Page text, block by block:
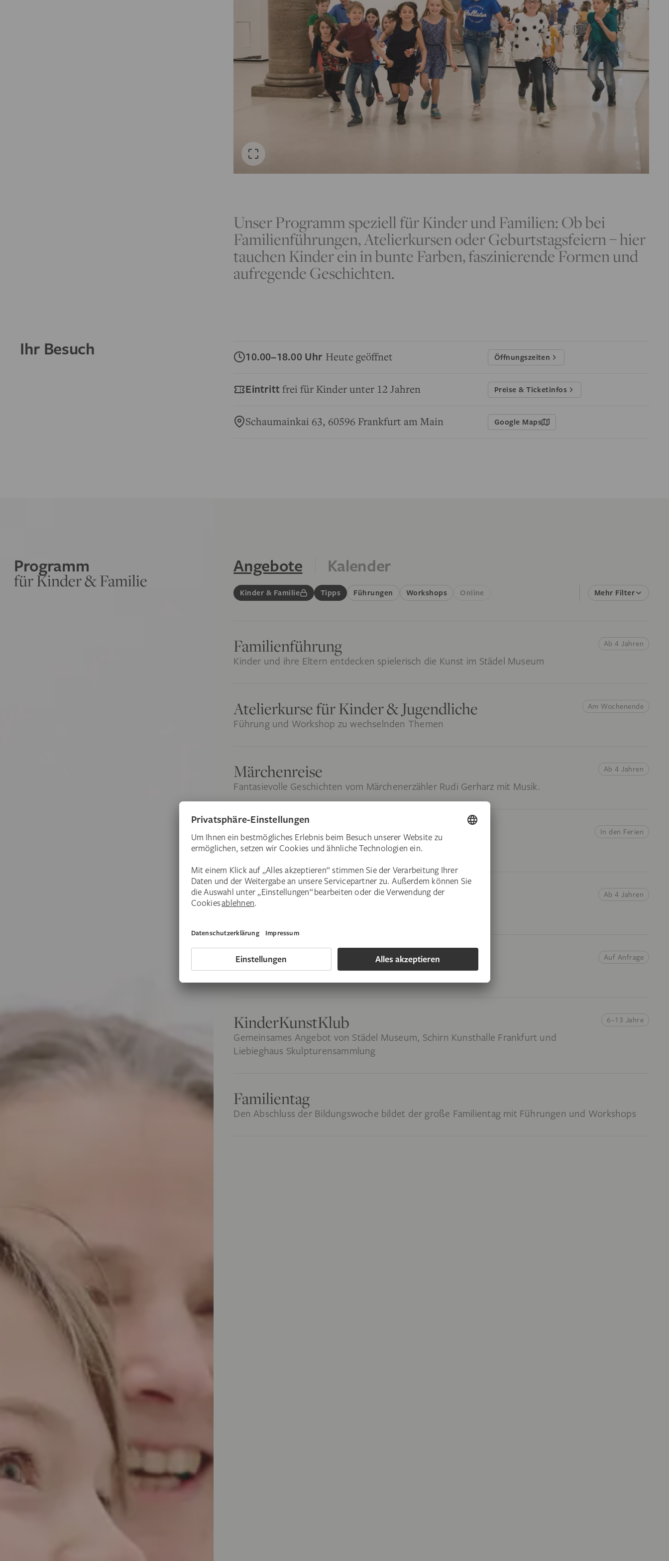
Unser Programm speziell für Kinder und Familien: Ob bei
Familienführungen, Atelierkursen oder Geburtstagsfeiern – hier
tauchen Kinder ein in bunte Farben, faszinierende Formen und
aufregende Geschichten.
Ihr Besuch 10.00–18.00 Uhr Heute geöffnet Öffnungszeiten
Eintritt frei für Kinder unter 12 Jahren Preise & Ticketinfos
Schaumainkai 63, 60596 Frankfurt am Main Google Maps
Programm
für Kinder & Familie
Angebote Kalender
Kinder & Familie Tipps Führungen Workshops Online Mehr Filter
Familienführung
Kinder und ihre Eltern entdecken spielerisch die Kunst im Städel Museum
Ab 4 Jahren
Atelierkurse für Kinder & Jugendliche
Führung und Workshop zu wechselnden Themen
Am Wochenende
Märchenreise
Fantasievolle Geschichten vom Märchenerzähler Rudi Gerharz mit Musik.
Ab 4 Jahren
Ferienkurse
Mehrtägige Kurse für Leinwandhelden und kreative Köpfe
In den Ferien
Kinderstunde XS Ab 4 Jahren
Kindergeburtstag
Geburtstag feiern im Museum mit Führung und Workshop
Auf Anfrage
KinderKunstKlub
Gemeinsames Angebot von Städel Museum, Schirn Kunsthalle Frankfurt und
Liebieghaus Skulpturensammlung
6–13 Jahre
Familientag
Den Abschluss der Bildungswoche bildet der große Familientag mit Führungen und Workshops